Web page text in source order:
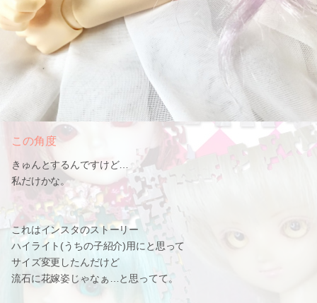
この角度
きゅんとするんですけど…
私だけかな。
これはインスタのストーリー
ハイライト(うちの子紹介)用にと思って
サイズ変更したんだけど
流石に花嫁姿じゃなぁ…と思ってて。